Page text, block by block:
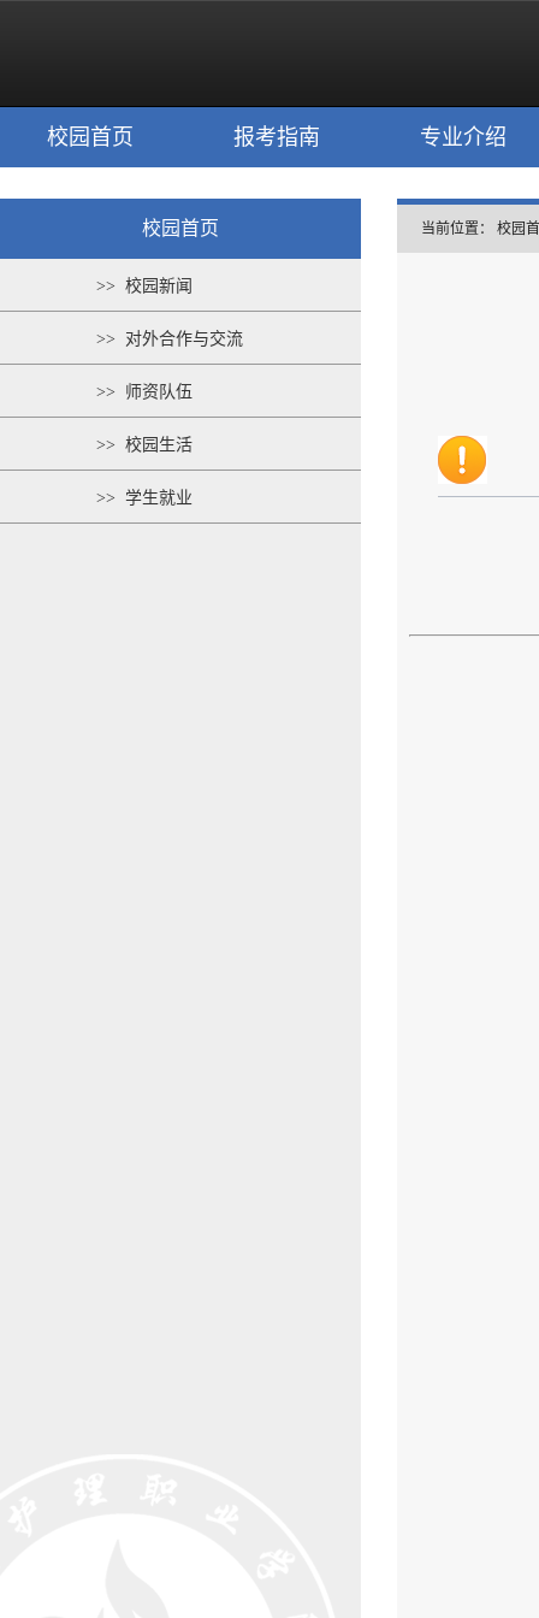
校园首页 报考指南 专业介绍
校园首页
>> 校园新闻
>> 对外合作与交流
>> 师资队伍
>> 校园生活
>> 学生就业
当前位置： 校园